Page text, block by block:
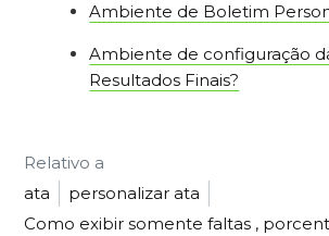
Ambiente de Boletim
Ambiente de configuração
Resultados Finais?
Relativo a
ata
personalizar ata
Como exibir somente faltas ,